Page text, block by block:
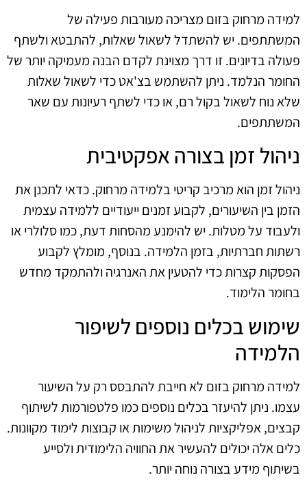
למידה מרחוק בזום מצריכה מעורבות פעילה של
המשתתפים. יש להשתדל לשאול שאלות, להתבטא ולשתף
פעולה בדיונים. זו דרך מצוינת לקדם הבנה מעמיקה יותר של
החומר הנלמד. ניתן להשתמש בצ'אט כדי לשאול שאלות
שלא נוח לשאול בקול רם, או כדי לשתף רעיונות עם שאר
המשתתפים.
ניהול זמן בצורה אפקטיבית
ניהול זמן הוא מרכיב קריטי בלמידה מרחוק. כדאי לתכנן את
הזמן בין השיעורים, לקבוע זמנים ייעודיים ללמידה עצמית
ולעבוד על מטלות. יש להימנע מהסחות דעת, כמו סלולרי או
רשתות חברתיות, בזמן הלמידה. בנוסף, מומלץ לקבוע
הפסקות קצרות כדי להטעין את האנרגיה ולהתמקד מחדש
בחומר הלימוד.
שימוש בכלים נוספים לשיפור
הלמידה
למידה מרחוק בזום לא חייבת להתבסס רק על השיעור
עצמו. ניתן להיעזר בכלים נוספים כמו פלטפורמות לשיתוף
קבצים, אפליקציות לניהול משימות או קבוצות לימוד מקוונות.
כלים אלה יכולים להעשיר את החוויה הלימודית ולסייע
בשיתוף מידע בצורה נוחה יותר.